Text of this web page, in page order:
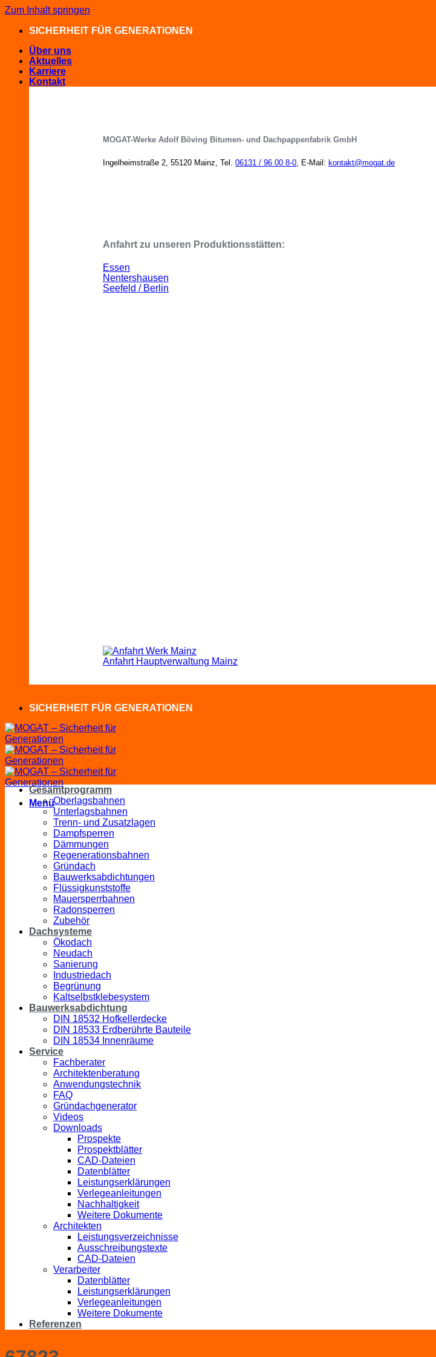
Zum Inhalt springen
SICHERHEIT FÜR GENERATIONEN
Über uns
Aktuelles
Karriere
Kontakt
MOGAT-Werke Adolf Böving Bitumen- und Dachpappenfabrik GmbH
Ingelheimstraße 2, 55120 Mainz, Tel. 06131 / 96 00 8-0, E-Mail: kontakt@mogat.de
Anfahrt zu unseren Produktionsstätten:
Essen
Nentershausen
Seefeld / Berlin
Anfahrt Hauptverwaltung Mainz
SICHERHEIT FÜR GENERATIONEN
Menü
Gesamtprogramm
Oberlagsbahnen
Unterlagsbahnen
Trenn- und Zusatzlagen
Dampfsperren
Dämmungen
Regenerationsbahnen
Gründach
Bauwerksabdichtungen
Flüssigkunststoffe
Mauersperrbahnen
Radonsperren
Zubehör
Dachsysteme
Ökodach
Neudach
Sanierung
Industriedach
Begrünung
Kaltselbstklebesystem
Bauwerksabdichtung
DIN 18532 Hofkellerdecke
DIN 18533 Erdberührte Bauteile
DIN 18534 Innenräume
Service
Fachberater
Architektenberatung
Anwendungstechnik
FAQ
Gründachgenerator
Videos
Downloads
Prospekte
Prospektblätter
CAD-Dateien
Datenblätter
Leistungserklärungen
Verlegeanleitungen
Nachhaltigkeit
Weitere Dokumente
Architekten
Leistungsverzeichnisse
Ausschreibungstexte
CAD-Dateien
Verarbeiter
Datenblätter
Leistungserklärungen
Verlegeanleitungen
Weitere Dokumente
Referenzen